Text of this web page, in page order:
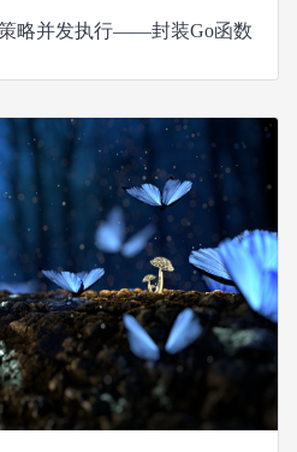
策略并发执行——封装Go函数